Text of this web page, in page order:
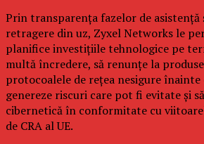
Prin transparența fazelor de asistență
retragere din uz, Zyxel Networks le
planifice investițiile tehnologice pe
multă încredere, să renunțe la
protocoalele de rețea nesigure înainte
genereze riscuri care pot fi evitate și
cibernetică în conformitate cu
de CRA al UE.